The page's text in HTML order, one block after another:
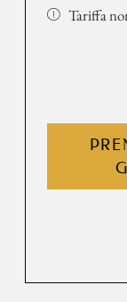
Tariffa